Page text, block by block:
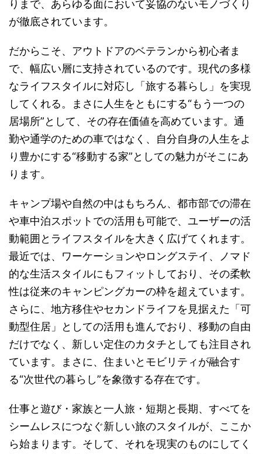
りまで、あらゆる面において妥協のないモノづくり
が徹底されています。
だからこそ、アウトドアのベテランから初心者ま
で、幅広い層に支持されているのです。現代の多様
なライフスタイルに対応し「旅する暮らし」を実現
してくれる。まさに人生をともにする“もう一つの
居場所”として、その存在価値を高めています。通
勤や通学のための車ではなく、自分自身の人生をよ
り豊かにする“移動する家”としての魅力がそこにあ
ります。
キャンプ場や自然の中はもちろん、都市部での滞在
や車中泊スポットでの活用も可能で、ユーザーの活
動範囲とライフスタイルを大きく広げてくれます。
最近では、ワーケーションやロングステイ、ノマド
的な生活スタイルにもフィットしており、その柔軟
性は従来のキャンピングカーの枠を超えています。
さらに、地方移住やセカンドライフを見据えた「可
動型住居」としての活用も進んでおり、移動の自由
だけでなく、新しい定住のカタチとしても注目され
ています。まさに、住まいとモビリティが融合す
る“次世代の暮らし”を象徴する存在です。
仕事と遊び・家族と一人旅・短期と長期、すべてを
シームレスにつなぐ新しい旅のスタイルが、ここか
ら始まります。そして、それを現実のものにしてく